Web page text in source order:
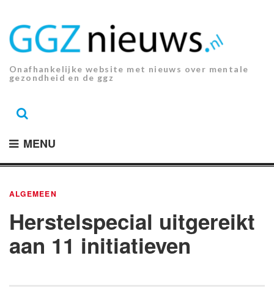
inhoud.
Onafhankelijke website met nieuws over mentale
gezondheid en de ggz
MENU
ALGEMEEN
Herstelspecial uitgereikt
aan 11 initiatieven